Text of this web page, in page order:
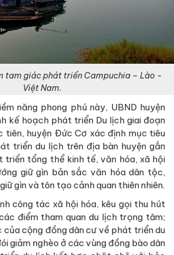
tam giác phát triển Campuchia – Lào -
Việt Nam.
năng phong phú này, UBND huyện
kế hoạch phát triển Du lịch giai đoạn
tiên, huyện Đức Cơ xác định mục tiêu
triển du lịch trên địa bàn huyện gắn
triển tổng thể kinh tế, văn hóa, xã hội
giữ gìn bản sắc văn hóa dân tộc,
gìn và tôn tạo cảnh quan thiên nhiên.
công tác xã hội hóa, kêu gọi thu hút
điểm tham quan du lịch trọng tâm;
của cộng đồng dân cư về phát triển du
giảm nghèo ở các vùng đồng bào dân